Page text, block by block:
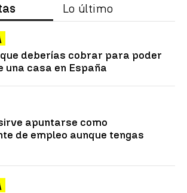
Lo último
deberías cobrar para poder
una casa en España
apuntarse como
de empleo aunque tengas